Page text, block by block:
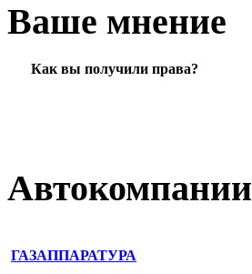
Ваше мнение
Как вы получили права?
Автокомпании
ГАЗАППАРАТУРА